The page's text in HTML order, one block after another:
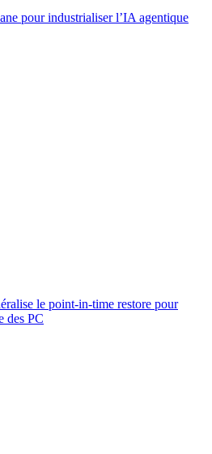
pour industrialiser l’IA agentique
le point-in-time restore pour
des PC